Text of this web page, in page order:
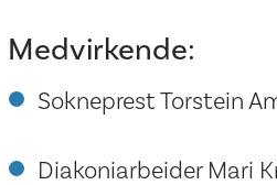
Medvirkende:
Sokneprest Torstein
Diakoniarbeider Mari